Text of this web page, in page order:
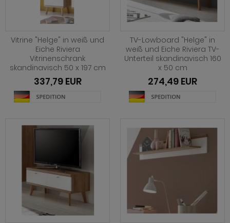
Vitrine "Helge" in weiß und
Eiche Riviera
Vitrinenschrank
skandinavisch 50 x 197 cm
337,79 EUR
TV-Lowboard "Helge" in
weiß und Eiche Riviera TV-
Unterteil skandinavisch 160
x 50 cm
274,49 EUR
Onawa grau
Onawa weiß
Option Jackson Eiche
Option Kaschmir
Ribera
Rivian
Ronson
Rovola